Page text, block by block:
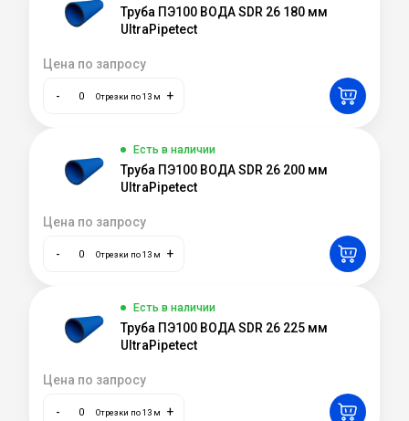
Труба ПЭ100 ВОДА SDR 26 180 мм
UltraPipetect
Цена по запросу
- Отрезки по 13 м +
Есть в наличии
Труба ПЭ100 ВОДА SDR 26 200 мм
UltraPipetect
Цена по запросу
- Отрезки по 13 м +
Есть в наличии
Труба ПЭ100 ВОДА SDR 26 225 мм
UltraPipetect
Цена по запросу
- Отрезки по 13 м +